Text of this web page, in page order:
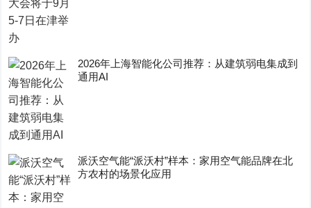
2026年上海智能化公司推荐：从建筑弱电集成到
通用AI
派沃空气能“派沃村”样本：家用空气能品牌在北
方农村的场景化应用